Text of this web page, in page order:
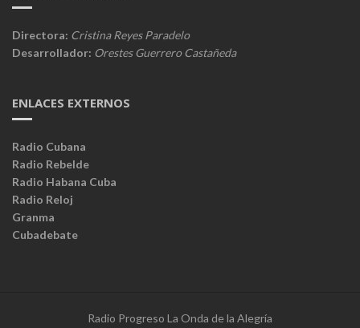
Directora: Cristina Reyes Paradelo
Desarrollador: Orestes Guerrero Castañeda
ENLACES EXTERNOS
Radio Cubana
Radio Rebelde
Radio Habana Cuba
Radio Reloj
Granma
Cubadebate
Radio Progreso La Onda de la Alegría